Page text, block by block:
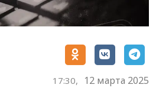
17:30, 12 марта 2025